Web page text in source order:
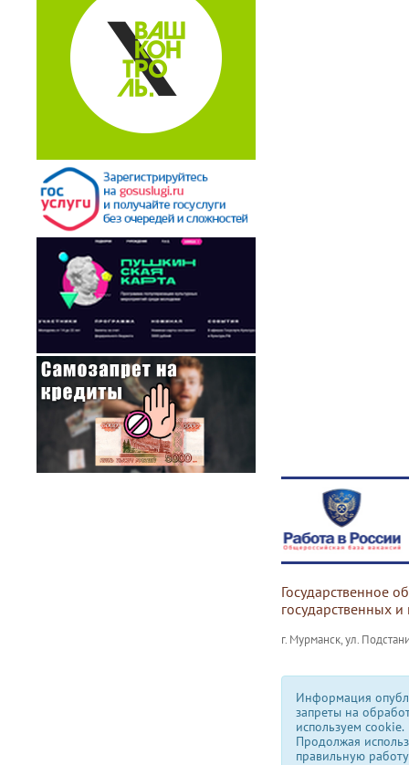
Государственное
государственных
г. Мурманск, ул.
Информация
запреты на
используем сookie.
Продолжая
правильную